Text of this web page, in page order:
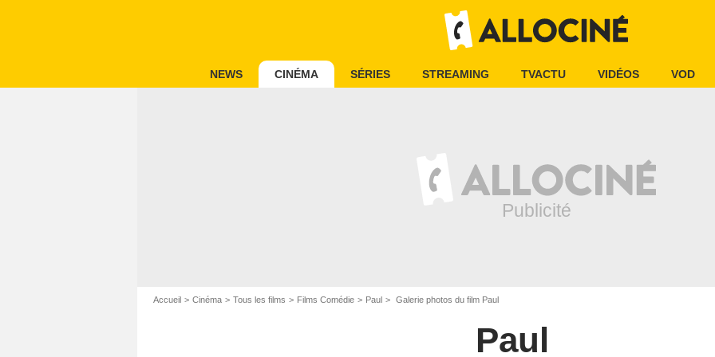
NEWS CINÉMA SÉRIES STREAMING TVACTU VIDÉOS VOD
Accueil Cinéma Tous les films Films Comédie Paul Galerie photos du film Paul
Paul